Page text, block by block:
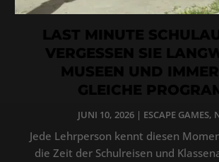
JUNI 10, 2026| ESCAPE GAMES,
Jede Lehrperson kennt diesen
die Zeit der Schulreisen und